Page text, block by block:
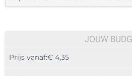
3 Kleuren (Op het gesp)
20
JOUW
Prijs vanaf:€ 4,35